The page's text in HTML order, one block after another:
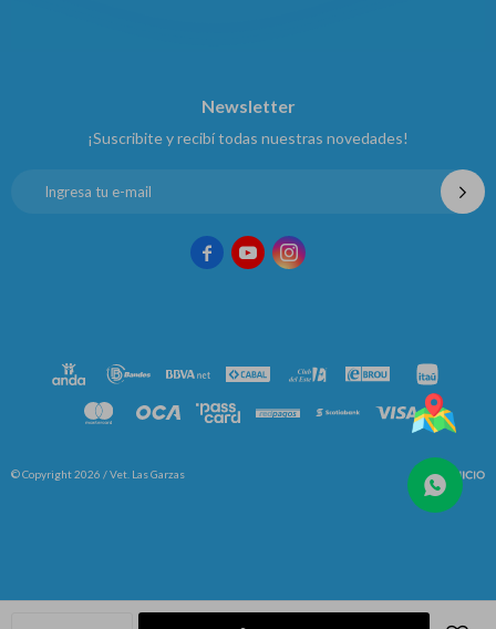
Newsletter
¡Suscribite y recibí todas nuestras novedades!
  
© Copyright 2026 / Vet. Las Garzas
Fenicio